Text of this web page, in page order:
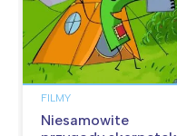
FILMY
Niesamowite